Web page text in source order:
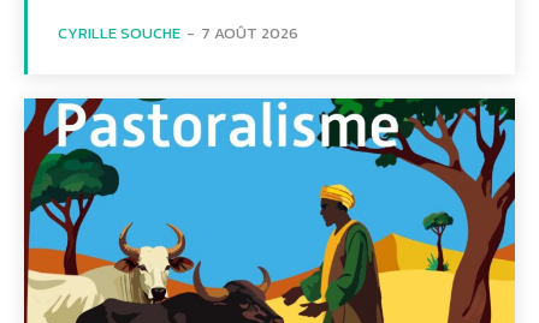
CYRILLE SOUCHE - 7 AOÛT 2026